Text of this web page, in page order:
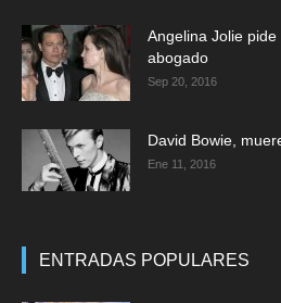
Angelina Jolie
abogado
Sep 20, 2016
David Bowie,
Ene 11, 2016
ENTRADAS POPULARES